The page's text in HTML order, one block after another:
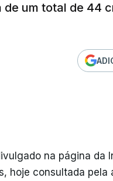
um total de 44
na página da
hoje consultada pela